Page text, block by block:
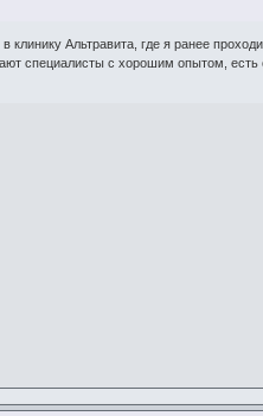
клинику Альтравита, где я ранее
специалисты с хорошим опытом, есть